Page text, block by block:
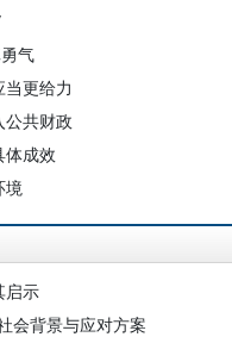
气
更给力
共财政
体成效
境
启示
会背景与应对方案